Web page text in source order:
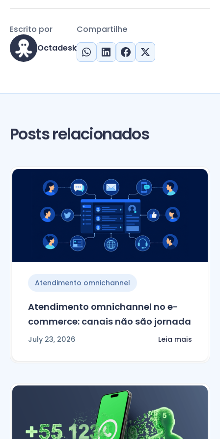
Compartilhe
Escrito por
Octadesk
Posts relacionados
Atendimento omnichannel
Atendimento omnichannel no e-
commerce: canais não são jornada
July 23, 2026 Leia mais